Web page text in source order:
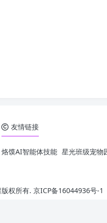
友情链接
烙馍AI智能体技能 星光班级宠物
权所有. 京ICP备16044936号-1